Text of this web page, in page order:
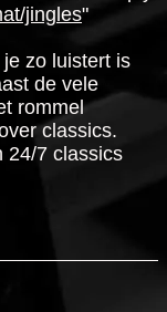
jingles"
zo luistert is
de vele
rommel
classics.
24/7 classics